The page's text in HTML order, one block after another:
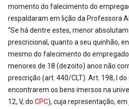
momento do falecimento do
respaldaram em lição da Professora
“Se há dentre estes, menor
prescricional, quanto a seu quinhão,
mesmo do falecimento do
menores de 18 (dezoito) anos não
prescrição (art. 440/CLT). Art. 198, I do
encontrarem os bens imersos na
12, V, do CPC), cuja representação, em